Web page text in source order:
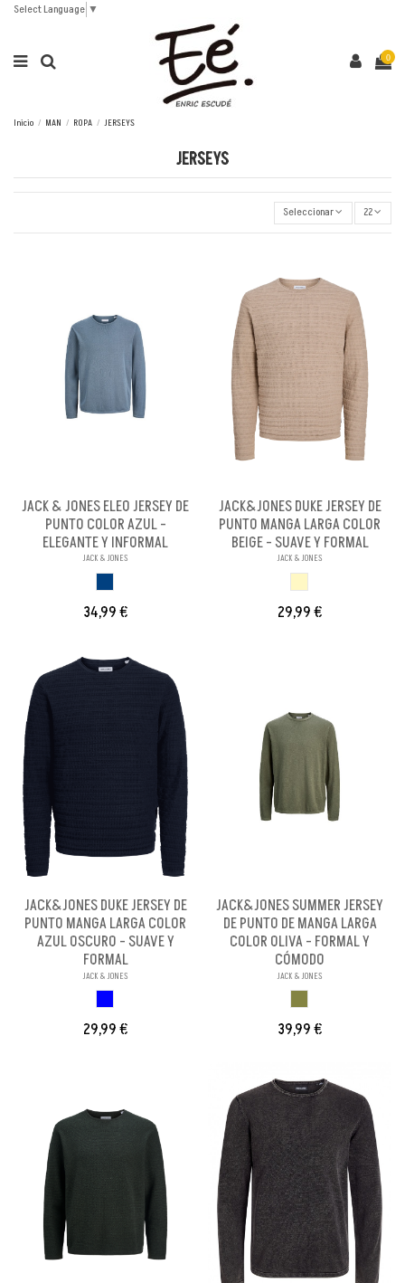
Select Language ▼
0
Inicio MAN ROPA JERSEYS
JERSEYS
Seleccionar 22
JACK & JONES ELEO JERSEY DE
PUNTO COLOR AZUL -
ELEGANTE Y INFORMAL
JACK & JONES
34,99 €
JACK&JONES DUKE JERSEY DE
PUNTO MANGA LARGA COLOR
BEIGE - SUAVE Y FORMAL
JACK & JONES
29,99 €
JACK&JONES DUKE JERSEY DE
PUNTO MANGA LARGA COLOR
AZUL OSCURO - SUAVE Y
FORMAL
JACK & JONES
29,99 €
JACK&JONES SUMMER JERSEY
DE PUNTO DE MANGA LARGA
COLOR OLIVA - FORMAL Y
CÓMODO
JACK & JONES
39,99 €